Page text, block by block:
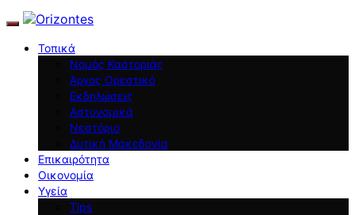
Τοπικά
Νομός Καστοριάς
Άργος Ορεστικό
Εκδηλώσεις
Αστυνομικά
Νεστόριο
Δυτική Μακεδονία
Επικαιρότητα
Οικονομία
Υγεία
Tips